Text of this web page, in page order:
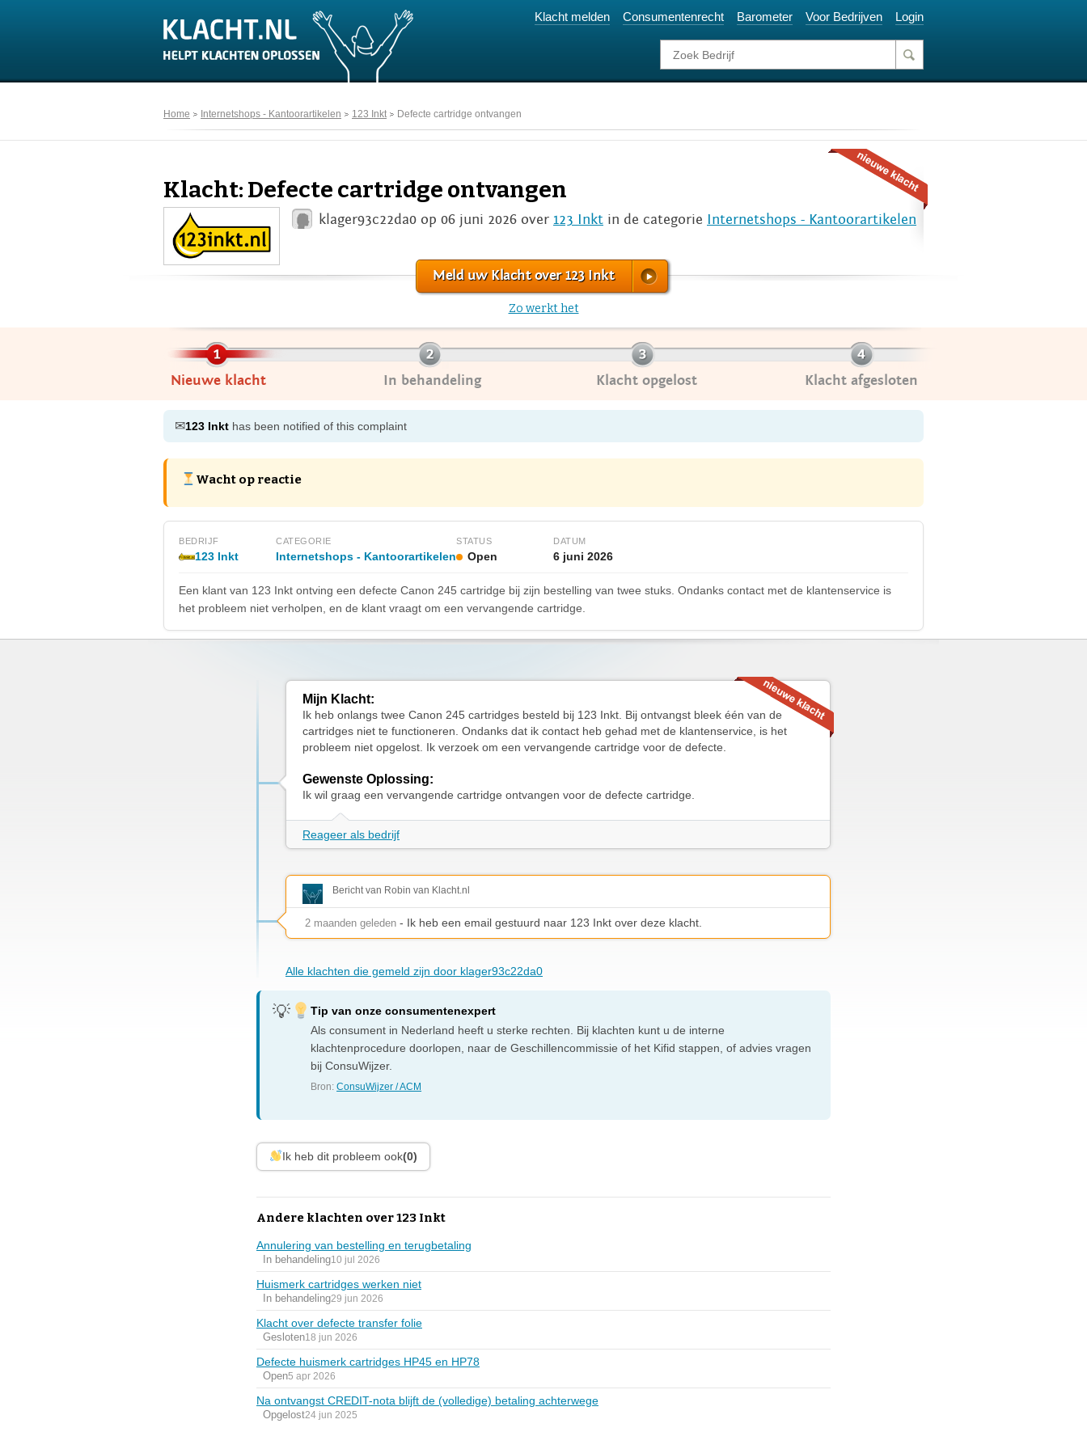
Klacht melden Consumentenrecht Barometer Voor Bedrijven Login
Home Internetshops - Kantoorartikelen 123 Inkt Defecte cartridge ontvangen
Klacht: Defecte cartridge ontvangen
klager93c22da0 op 06 juni 2026 over 123 Inkt in de categorie Internetshops - Kantoorartikelen
Meld uw Klacht over 123 Inkt
Zo werkt het
Nieuwe klacht In behandeling Klacht opgelost Klacht afgesloten
✉123 Inkt has been notified of this complaint
Wacht op reactie
BEDRIJF
123 Inkt
CATEGORIE
Internetshops - Kantoorartikelen
STATUS
Open
DATUM
6 juni 2026
Een klant van 123 Inkt ontving een defecte Canon 245 cartridge bij zijn bestelling van twee stuks. Ondanks contact met de klantenservice is
het probleem niet verholpen, en de klant vraagt om een vervangende cartridge.
Mijn Klacht:
Ik heb onlangs twee Canon 245 cartridges besteld bij 123 Inkt. Bij ontvangst bleek één van de
cartridges niet te functioneren. Ondanks dat ik contact heb gehad met de klantenservice, is het
probleem niet opgelost. Ik verzoek om een vervangende cartridge voor de defecte.
Gewenste Oplossing:
Ik wil graag een vervangende cartridge ontvangen voor de defecte cartridge.
Reageer als bedrijf
Bericht van Robin van Klacht.nl
2 maanden geleden - Ik heb een email gestuurd naar 123 Inkt over deze klacht.
Alle klachten die gemeld zijn door klager93c22da0
Tip van onze consumentenexpert
Als consument in Nederland heeft u sterke rechten. Bij klachten kunt u de interne
klachtenprocedure doorlopen, naar de Geschillencommissie of het Kifid stappen, of advies vragen
bij ConsuWijzer.
Bron:ConsuWijzer / ACM
Ik heb dit probleem ook(0)
Andere klachten over 123 Inkt
Annulering van bestelling en terugbetaling
In behandeling10 jul 2026
Huismerk cartridges werken niet
In behandeling29 jun 2026
Klacht over defecte transfer folie
Gesloten18 jun 2026
Defecte huismerk cartridges HP45 en HP78
Open5 apr 2026
Na ontvangst CREDIT-nota blijft de (volledige) betaling achterwege
Opgelost24 jun 2025